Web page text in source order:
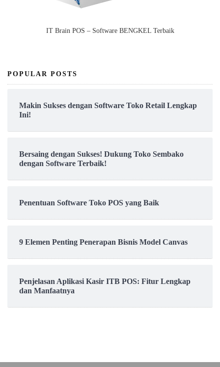
IT Brain POS – Software BENGKEL Terbaik
POPULAR POSTS
Makin Sukses dengan Software Toko Retail Lengkap
Ini!
Bersaing dengan Sukses! Dukung Toko Sembako
dengan Software Terbaik!
Penentuan Software Toko POS yang Baik
9 Elemen Penting Penerapan Bisnis Model Canvas
Penjelasan Aplikasi Kasir ITB POS: Fitur Lengkap
dan Manfaatnya